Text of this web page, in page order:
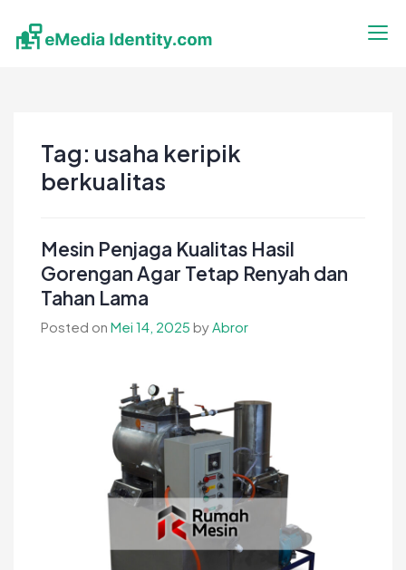
content
Tag: usaha keripik
berkualitas
Mesin Penjaga Kualitas Hasil
Gorengan Agar Tetap Renyah dan
Tahan Lama
Posted on Mei 14, 2025 byAbror